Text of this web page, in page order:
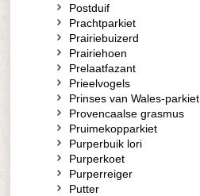
Postduif
Prachtparkiet
Prairiebuizerd
Prairiehoen
Prelaatfazant
Prieelvogels
Prinses van Wales-parkiet
Provencaalse grasmus
Pruimekopparkiet
Purperbuik lori
Purperkoet
Purperreiger
Putter